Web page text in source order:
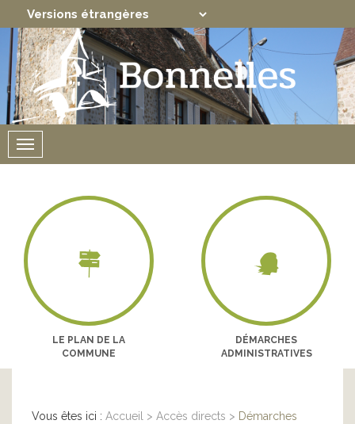
Powered by Translate
Menu
LE PLAN DE LA
COMMUNE
DÉMARCHES
ADMINISTRATIVES
Vous êtes ici : Accueil > Accès directs > Démarches